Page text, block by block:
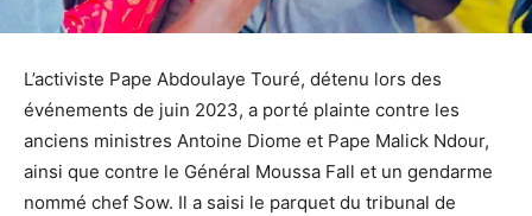
L’activiste Pape Abdoulaye Touré, détenu lors des
événements de juin 2023, a porté plainte contre les
anciens ministres Antoine Diome et Pape Malick Ndour,
ainsi que contre le Général Moussa Fall et un gendarme
nommé chef Sow. Il a saisi le parquet du tribunal de